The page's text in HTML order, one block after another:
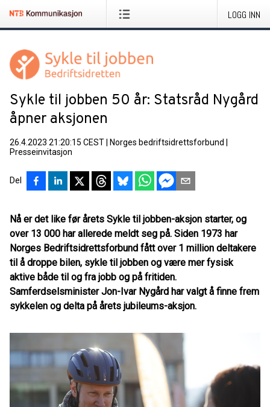
LOGG INN
Sykle til jobben 50 år: Statsråd Nygård
åpner aksjonen
26.4.2023 21:20:15 CEST Norges bedriftsidrettsforbund
Presseinvitasjon
Del
Nå er det like før årets Sykle til jobben-aksjon starter, og
over 13 000 har allerede meldt seg på. Siden 1973 har
Norges Bedriftsidrettsforbund fått over 1 million deltakere
til å droppe bilen, sykle til jobben og være mer fysisk
aktive både til og fra jobb og på fritiden.
Samferdselsminister Jon-Ivar Nygård har valgt å finne frem
sykkelen og delta på årets jubileums-aksjon.